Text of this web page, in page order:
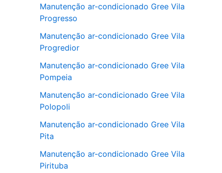
Manutenção ar-condicionado Gree Vila
Progresso
Manutenção ar-condicionado Gree Vila
Progredior
Manutenção ar-condicionado Gree Vila
Pompeia
Manutenção ar-condicionado Gree Vila
Polopoli
Manutenção ar-condicionado Gree Vila
Pita
Manutenção ar-condicionado Gree Vila
Pirituba